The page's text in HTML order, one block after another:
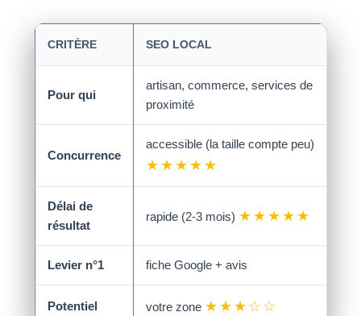
CRITÈRE SEO LOCAL
Pour qui
artisan, commerce, services de
proximité
Concurrence
accessible (la taille compte peu)
★★★★★
Délai de
résultat
rapide (2-3 mois) ★★★★★
Levier n°1 fiche Google + avis
Potentiel votre zone ★★★☆☆